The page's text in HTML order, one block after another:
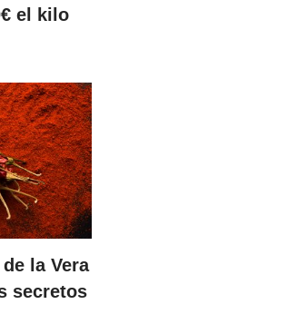
el kilo
la Vera
secretos